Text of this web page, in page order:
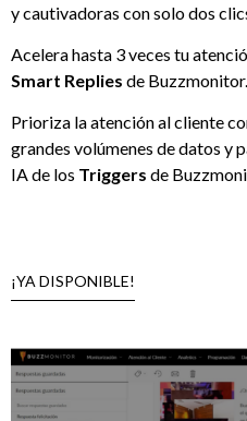
y cautivadoras con solo dos
Acelera hasta 3 veces tu
Smart Replies de Buzzmonitor.
Prioriza la atención al cliente
grandes volúmenes de datos y
IA de los Triggers de
¡YA DISPONIBLE!